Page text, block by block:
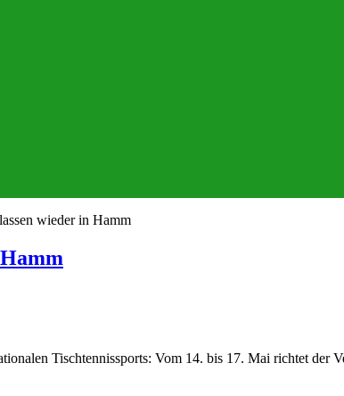
wieder in Hamm
Tischtennissports: Vom 14. bis 17. Mai richtet der